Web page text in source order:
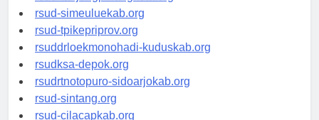
rsud-tanjungpinangkota.org
rsud-simeuluekab.org
rsud-tpikepriprov.org
rsuddrloekmonohadi-kuduskab.org
rsudksa-depok.org
rsudrtnotopuro-sidoarjokab.org
rsud-sintang.org